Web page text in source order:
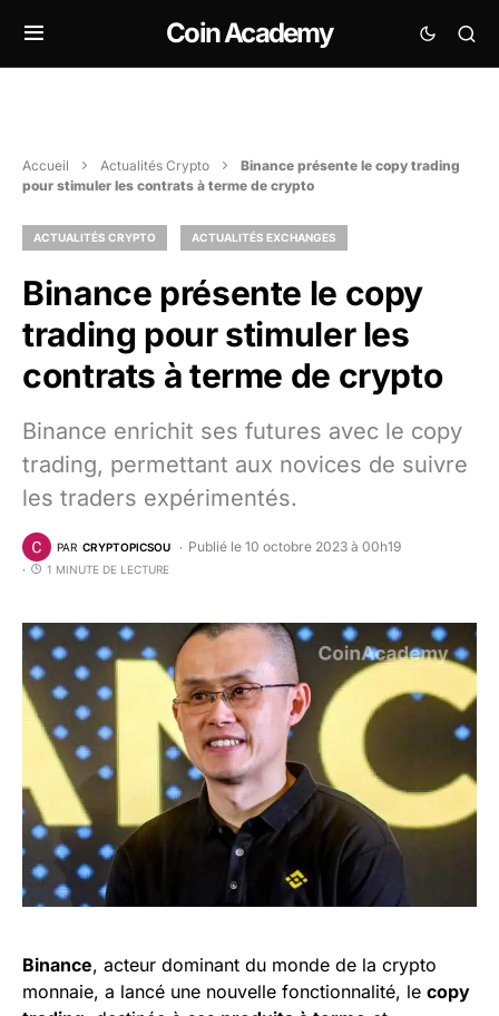
Coin Academy
Accueil Actualités Crypto
Binance présente le copy trading
pour stimuler les contrats à terme de crypto
ACTUALITÉS CRYPTO ACTUALITÉS EXCHANGES
Binance présente le copy
trading pour stimuler les
contrats à terme de crypto
Binance enrichit ses futures avec le copy
trading, permettant aux novices de suivre
les traders expérimentés.
PAR CRYPTOPICSOU Publié le 10 octobre 2023 à 00h19
1 MINUTE DE LECTURE
Binance, acteur dominant du monde de la crypto
monnaie, a lancé une nouvelle fonctionnalité, le copy